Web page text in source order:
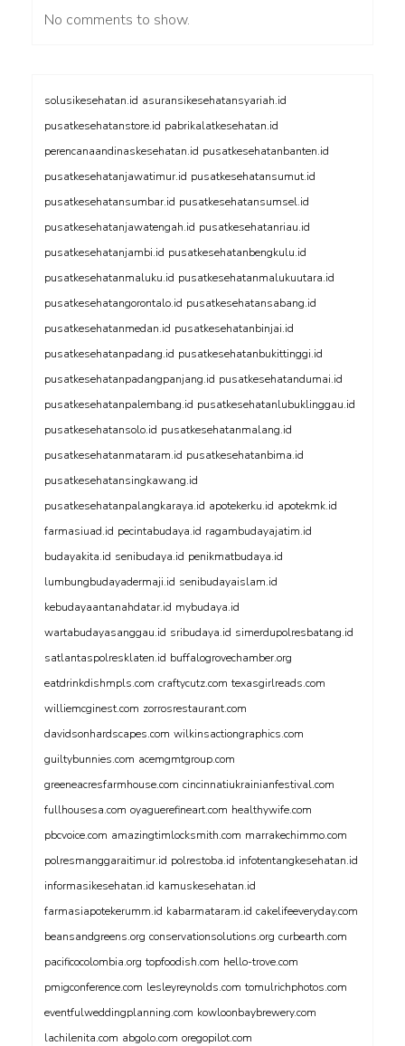
No comments to show.
solusikesehatan.id asuransikesehatansyariah.id
pusatkesehatanstore.id pabrikalatkesehatan.id
perencanaandinaskesehatan.id pusatkesehatanbanten.id
pusatkesehatanjawatimur.id pusatkesehatansumut.id
pusatkesehatansumbar.id pusatkesehatansumsel.id
pusatkesehatanjawatengah.id pusatkesehatanriau.id
pusatkesehatanjambi.id pusatkesehatanbengkulu.id
pusatkesehatanmaluku.id pusatkesehatanmalukuutara.id
pusatkesehatangorontalo.id pusatkesehatansabang.id
pusatkesehatanmedan.id pusatkesehatanbinjai.id
pusatkesehatanpadang.id pusatkesehatanbukittinggi.id
pusatkesehatanpadangpanjang.id pusatkesehatandumai.id
pusatkesehatanpalembang.id pusatkesehatanlubuklinggau.id
pusatkesehatansolo.id pusatkesehatanmalang.id
pusatkesehatanmataram.id pusatkesehatanbima.id
pusatkesehatansingkawang.id
pusatkesehatanpalangkaraya.id apotekerku.id apotekmk.id
farmasiuad.id pecintabudaya.id ragambudayajatim.id
budayakita.id senibudaya.id penikmatbudaya.id
lumbungbudayadermaji.id senibudayaislam.id
kebudayaantanahdatar.id mybudaya.id
wartabudayasanggau.id sribudaya.id simerdupolresbatang.id
satlantaspolresklaten.id buffalogrovechamber.org
eatdrinkdishmpls.com craftycutz.com texasgirlreads.com
williemcginest.com zorrosrestaurant.com
davidsonhardscapes.com wilkinsactiongraphics.com
guiltybunnies.com acemgmtgroup.com
greeneacresfarmhouse.com cincinnatiukrainianfestival.com
fullhousesa.com oyaguerefineart.com healthywife.com
pbcvoice.com amazingtimlocksmith.com marrakechimmo.com
polresmanggaraitimur.id polrestoba.id infotentangkesehatan.id
informasikesehatan.id kamuskesehatan.id
farmasiapotekerumm.id kabarmataram.id cakelifeeveryday.com
beansandgreens.org conservationsolutions.org curbearth.com
pacificocolombia.org topfoodish.com hello-trove.com
pmigconference.com lesleyreynolds.com tomulrichphotos.com
eventfulweddingplanning.com kowloonbaybrewery.com
lachilenita.com abgolo.com oregopilot.com